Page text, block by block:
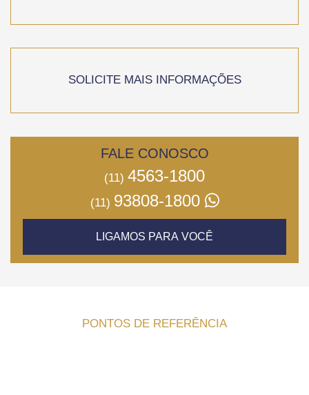
SOLICITE MAIS INFORMAÇÕES
FALE CONOSCO
(11) 4563-1800
(11) 93808-1800
LIGAMOS PARA VOCÊ
PONTOS DE REFERÊNCIA